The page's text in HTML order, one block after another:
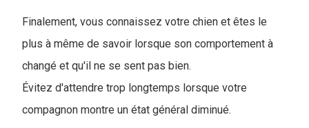
Finalement, vous connaissez votre chien et êtes le
plus à même de savoir lorsque son comportement à
changé et qu'il ne se sent pas bien.
Évitez d'attendre trop longtemps lorsque votre
compagnon montre un état général diminué.